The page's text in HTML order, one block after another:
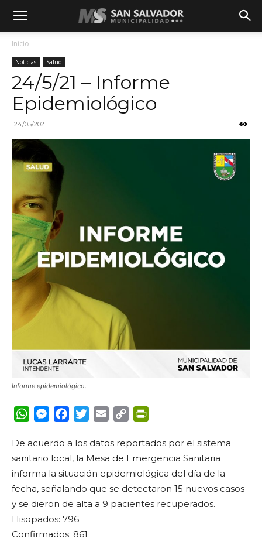
Inicio
Noticias Salud
24/5/21 – Informe
Epidemiológico
24/05/2021
Informe epidemiológico.
WhatsApp
Messenger
FacebookTwitterEmail Copy
De acuerdo a los datos reportados por el sistema
sanitario local, la Mesa de Emergencia Sanitaria
informa la situación epidemiológica del día de la
fecha, señalando que se detectaron 15 nuevos casos
y se dieron de alta a 9 pacientes recuperados.
Hisopados: 796
Confirmados: 861